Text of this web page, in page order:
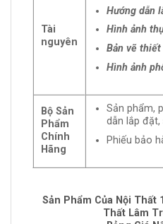
Tài
nguyên
Hướng dẫn
Hình ảnh
Bản vẽ
Hình ảnh
Bộ Sản
Phẩm
Chính
Hãng
Sản phẩm,
dẫn lắp đặt,
Phiếu bảo
Sản Phẩm Của Nội Thất
Thất Lâm